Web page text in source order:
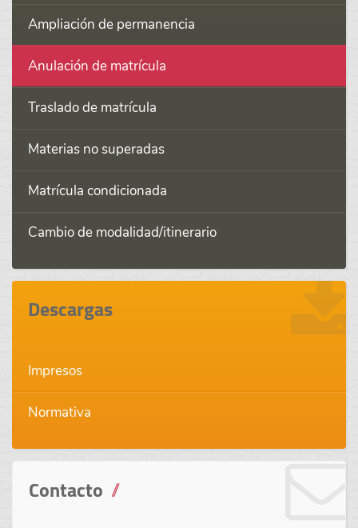
Ampliación de permanencia
Anulación de matrícula
Traslado de matrícula
Materias no superadas
Matrícula condicionada
Cambio de modalidad/itinerario
Descargas
Impresos
Normativa
Contacto